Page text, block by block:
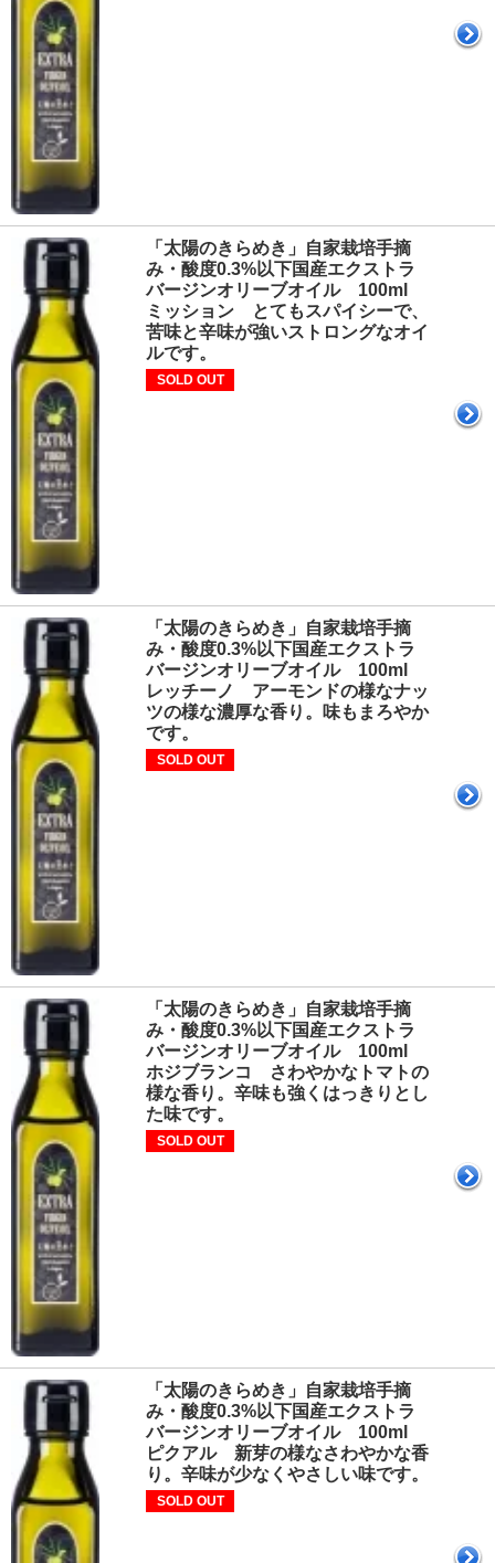
「太陽のきらめき」自家栽培手摘
み・酸度0.3%以下国産エクストラ
バージンオリーブオイル 100ml
ミッション とてもスパイシーで、
苦味と辛味が強いストロングなオイ
ルです。
SOLD OUT
「太陽のきらめき」自家栽培手摘
み・酸度0.3%以下国産エクストラ
バージンオリーブオイル 100ml
レッチーノ アーモンドの様なナッ
ツの様な濃厚な香り。味もまろやか
です。
SOLD OUT
「太陽のきらめき」自家栽培手摘
み・酸度0.3%以下国産エクストラ
バージンオリーブオイル 100ml
ホジブランコ さわやかなトマトの
様な香り。辛味も強くはっきりとし
た味です。
SOLD OUT
「太陽のきらめき」自家栽培手摘
み・酸度0.3%以下国産エクストラ
バージンオリーブオイル 100ml
ピクアル 新芽の様なさわやかな香
り。辛味が少なくやさしい味です。
SOLD OUT